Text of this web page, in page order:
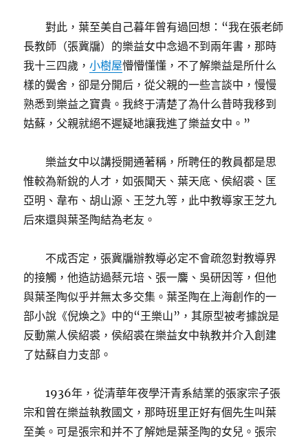
對此，葉至美自己暮年曾有過回想：“我在張老師
長教師（張冀牖）的樂益女中念過不到兩年書，那時
我十三四歲，小樹屋懵懵懂懂，不了解樂益是所什么
樣的黌舍，卻是分開后，從父親的一些言談中，慢慢
熟悉到樂益之寶貴。我終于清楚了為什么昔時我移到
姑蘇，父親就絕不遲疑地讓我進了樂益女中。”
樂益女中以講授開通著稱，所聘任的教員都是思
惟較為新銳的人才，如張聞天、葉天底、侯紹裘、匡
亞明、韋布、胡山源、王芝九等，此中教導家王芝九
后來還與葉圣陶結為老友。
不成否定，張冀牖辦教導必定不會疏忽對教導界
的接觸，他造訪過蔡元培、張一麐、吳研因等，但他
與葉圣陶似乎并無太多交集。葉圣陶在上海創作的一
部小說《倪煥之》中的“王樂山”，其原型被考據說是
反動黨人侯紹裘，侯紹裘在樂益女中執教并介入創建
了姑蘇自力支部。
1936年，從清華年夜學汗青系結業的張家宗子張
宗和曾在樂益執教國文，那時班里正好有個先生叫葉
至美。可是張宗和并不了解她是葉圣陶的女兒。張宗